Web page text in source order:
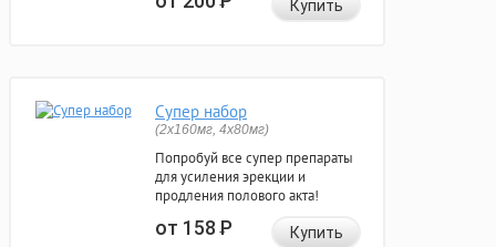
Купить
Супер набор
(2х160мг, 4х80мг)
Попробуй все супер препараты
для усиления эрекции и
продления полового акта!
от 158Р Купить